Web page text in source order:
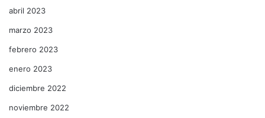
abril 2023
marzo 2023
febrero 2023
enero 2023
diciembre 2022
noviembre 2022